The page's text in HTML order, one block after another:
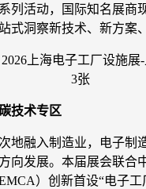
列活动，国际知名展商
式洞察新技术、新方案
技术专区
地融入制造业，电子制
向发展。本届展会联合
）创新首设“电子